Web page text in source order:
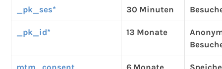
_pk_ses* 30 Minuten
_pk_id* 13 Monate
mtm_consent 6 Monate